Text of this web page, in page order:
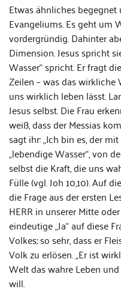
Etwas ähnliches
Evangeliums. Es geht um
vordergründig. Dahinter
Dimension. Jesus spricht
Wasser“ spricht. Er fragt
Zeilen – was das wirkliche
uns wirklich leben lässt.
Jesus selbst. Die Frau
weiß, dass der Messias
sagt ihr: „Ich bin es, der
„lebendige Wasser“, von
selbst die Kraft, die uns
Fülle (vgl. Joh 10,10). Auf
die Frage aus der ersten
HERR in unserer Mitte
eindeutige „Ja“ auf diese
Volkes; so sehr, dass er
Volk zu erlösen. „Er ist
Welt das wahre Leben
will.